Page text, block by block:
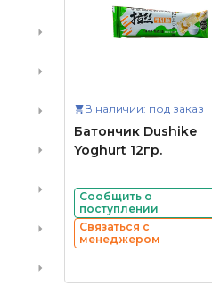
В наличии: под заказ
Батончик Dushike
Yoghurt 12гр.
Сообщить о
поступлении
Связаться с
менеджером